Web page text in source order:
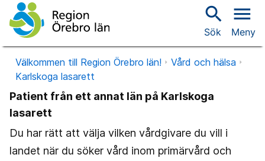
search
Sök
menu
Meny
Välkommen till Region Örebro län!
Vård och hälsa
Karlskoga lasarett
Patient från ett annat län på Karlskoga
lasarett
Du har rätt att välja vilken vårdgivare du vill i
landet när du söker vård inom primärvård och